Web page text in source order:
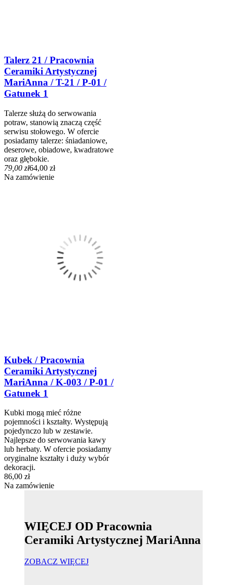
Talerz 21 / Pracownia
Ceramiki Artystycznej
MariAnna / T-21 / P-01 /
Gatunek 1
Talerze służą do serwowania
potraw, stanowią znaczą część
serwisu stołowego. W ofercie
posiadamy talerze: śniadaniowe,
deserowe, obiadowe, kwadratowe
oraz głębokie.
79,00 zł64,00 zł
Na zamówienie
Kubek / Pracownia
Ceramiki Artystycznej
MariAnna / K-003 / P-01 /
Gatunek 1
Kubki mogą mieć różne
pojemności i kształty. Występują
pojedynczo lub w zestawie.
Najlepsze do serwowania kawy
lub herbaty. W ofercie posiadamy
oryginalne kształty i duży wybór
dekoracji.
86,00 zł
Na zamówienie
WIĘCEJ OD Pracownia
Ceramiki Artystycznej MariAnna
ZOBACZ WIĘCEJ